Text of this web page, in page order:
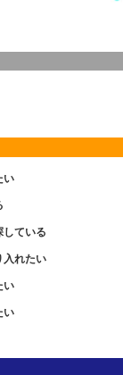
い
している
入れたい
い
い